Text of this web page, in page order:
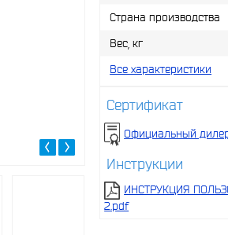
Страна производства
Вес, кг
Все характеристики
Сертификат
Официальный дилер
Инструкции
ИНСТРУКЦИЯ
2.pdf